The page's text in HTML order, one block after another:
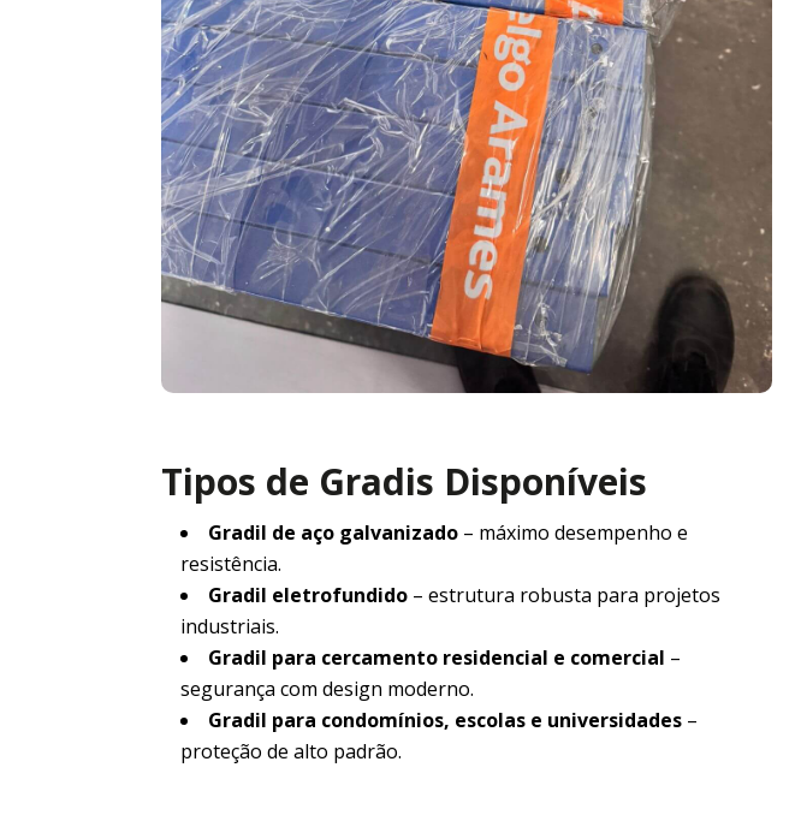
Tipos de Gradis Disponíveis
Gradil de aço galvanizado – máximo desempenho e
resistência.
Gradil eletrofundido – estrutura robusta para projetos
industriais.
Gradil para cercamento residencial e comercial –
segurança com design moderno.
Gradil para condomínios, escolas e universidades –
proteção de alto padrão.